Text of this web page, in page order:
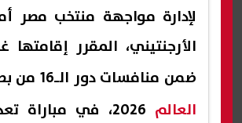
لإدارة مواجهة منتخب مصر
الأرجنتيني، المقرر إقامتها
ضمن منافسات دور الـ16 من بطولة
العالم
2026، في مباراة